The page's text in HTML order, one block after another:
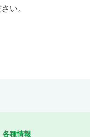
い。
各種情報